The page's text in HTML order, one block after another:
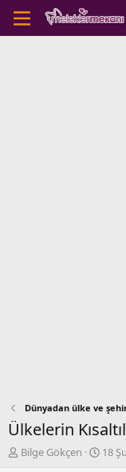
Dünyadan ülke ve
Ülkelerin
K
Bilge Gökçen
B18